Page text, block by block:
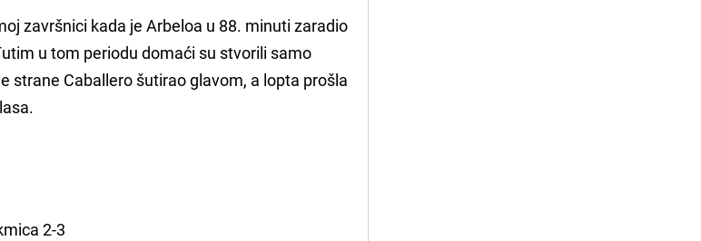
završnici kada je Arbeloa u 88. minuti zaradio
u tom periodu domaći su stvorili samo
strane Caballero šutirao glavom, a lopta prošla
2-3